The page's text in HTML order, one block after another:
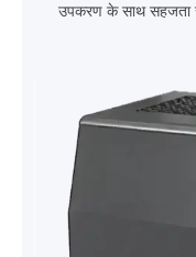
उपकरण के साथ सहजता